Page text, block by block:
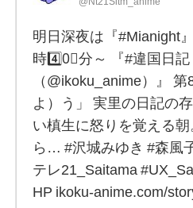
明日深夜は『#Mianight
時4️⃣0⃣分～ 『#違国日記
（@ikoku_anime）』
よ）う」 実里の日記の
い槙生に怒りを覚える
ら… #沢城みゆき #森風
テレ21_Saitama
HP ikoku-anime.com/